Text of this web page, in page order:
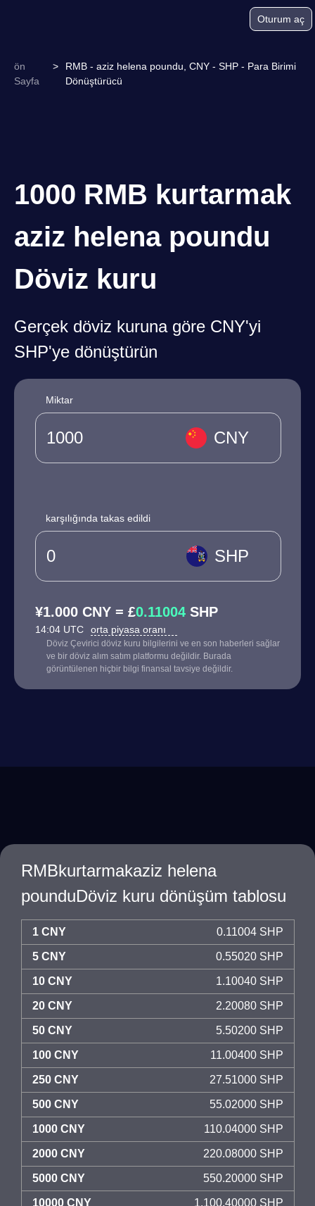
Oturum aç
ön
Sayfa
>
RMB - aziz helena poundu, CNY - SHP - Para Birimi
Dönüştürücü
1000 RMB kurtarmak
aziz helena poundu
Döviz kuru
Gerçek döviz kuruna göre CNY'yi
SHP'ye dönüştürün
Miktar
CNY
karşılığında takas edildi
SHP
¥1.000 CNY = £0.11004 SHP
14:04 UTC orta piyasa oranı
Döviz Çevirici döviz kuru bilgilerini ve en son haberleri sağlar
ve bir döviz alım satım platformu değildir. Burada
görüntülenen hiçbir bilgi finansal tavsiye değildir.
RMBkurtarmakaziz helena
pounduDöviz kuru dönüşüm tablosu
1 CNY 0.11004 SHP
5 CNY 0.55020 SHP
10 CNY 1.10040 SHP
20 CNY 2.20080 SHP
50 CNY 5.50200 SHP
100 CNY 11.00400 SHP
250 CNY 27.51000 SHP
500 CNY 55.02000 SHP
1000 CNY 110.04000 SHP
2000 CNY 220.08000 SHP
5000 CNY 550.20000 SHP
10000 CNY 1,100.40000 SHP